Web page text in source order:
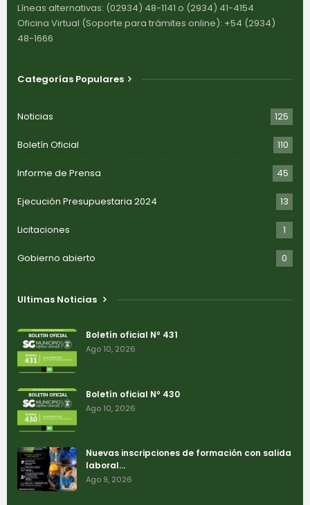
Líneas alternativas: (02934) 48-1141 o (2934) 41-4154
Oficina Virtual (Soporte para trámites online): +54 (2934)
48-1666
Categorías Populares
Noticias 125
Boletín Oficial 110
Informe de Prensa 45
Ejecución Presupuestaria 2024 13
Licitaciones 1
Gobierno abierto 0
Ultimas Noticias
Boletín oficial Nº 431
Ago 10, 2026
Boletín oficial Nº 430
Ago 10, 2026
Nuevas inscripciones de formación con salida
laboral…
Ago 9, 2026